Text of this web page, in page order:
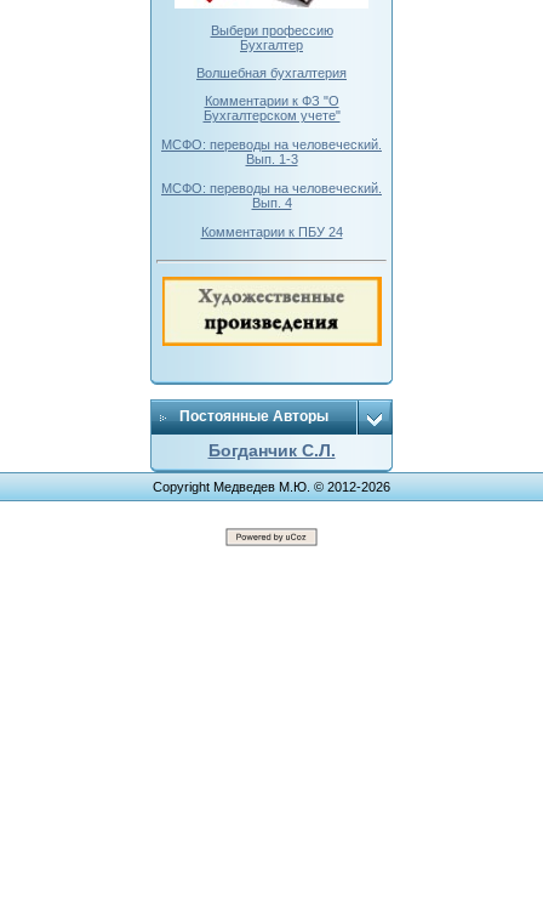
Выбери профессию
Бухгалтер
Волшебная бухгалтерия
Комментарии к ФЗ "О
Бухгалтерском учете"
МСФО: переводы на человеческий.
Вып. 1-3
МСФО: переводы на человеческий.
Вып. 4
Комментарии к ПБУ 24
Постоянные Авторы
Богданчик С.Л.
Copyright Медведев М.Ю. © 2012-2026